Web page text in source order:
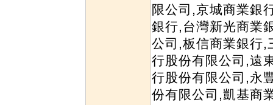
限公司,京城商業銀
銀行,台灣新光商業
公司,板信商業銀行,
行股份有限公司,遠
行股份有限公司,永
份有限公司,凱基商